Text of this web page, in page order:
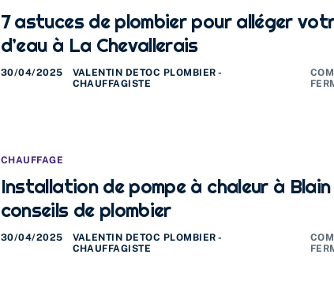
7 astuces de plombier pour alléger
d’eau à La Chevallerais
30/04/2025
VALENTIN DETOC PLOMBIER -
CHAUFFAGISTE
CHAUFFAGE
Installation de pompe à chaleur à Blain
conseils de plombier
30/04/2025
VALENTIN DETOC PLOMBIER -
CHAUFFAGISTE